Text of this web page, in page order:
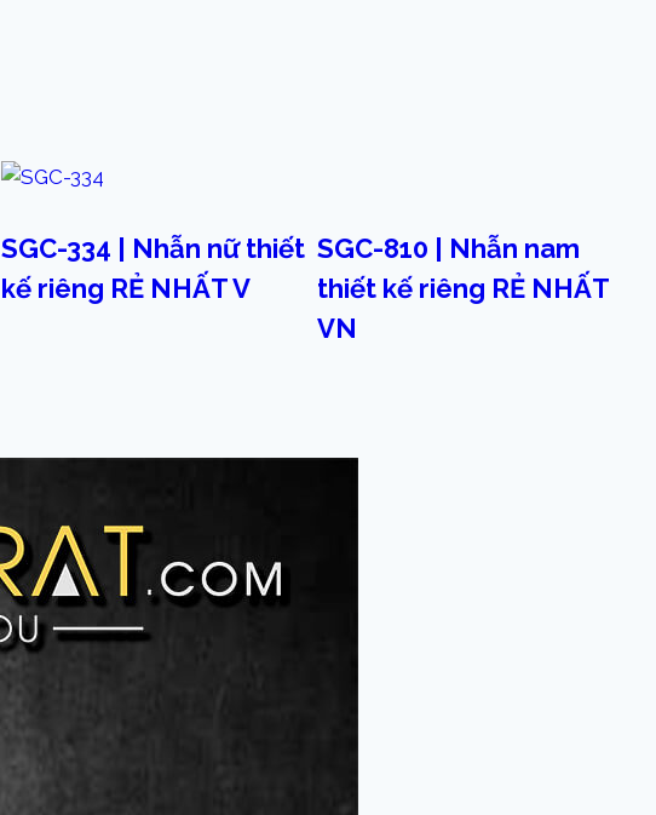
SGC-334 | Nhẫn nữ thiết
kế riêng RẺ NHẤT V
SGC-810 | Nhẫn nam
thiết kế riêng RẺ NHẤT
VN